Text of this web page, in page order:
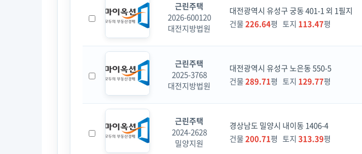
근린주택
2026-600120
대전지방법원
대전광역시 유성구 궁동 401-1 외 1필지
건물226.64평 토지 113.47평
근린주택
2025-3768
대전지방법원
대전광역시 유성구 노은동 550-5
건물289.71평 토지 129.77평
근린주택
2024-2628
밀양지원
경상남도 밀양시 내이동 1406-4
건물200.71평 토지 313.39평